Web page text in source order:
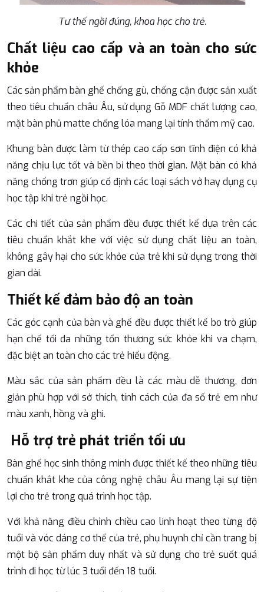
Tư thế ngồi đúng, khoa học cho trẻ.
Chất liệu cao cấp và an toàn cho sức
khỏe
Các sản phẩm bàn ghế chống gù, chống cận được sản xuất
theo tiêu chuẩn châu Âu, sử dụng Gỗ MDF chất lượng cao,
mặt bàn phủ matte chống lóa mang lại tính thẩm mỹ cao.
Khung bàn được làm từ thép cao cấp sơn tĩnh điện có khả
năng chịu lực tốt và bền bỉ theo thời gian. Mặt bàn có khả
năng chống trơn giúp cố định các loại sách vở hay dụng cụ
học tập khi trẻ ngồi học.
Các chi tiết của sản phẩm đều được thiết kế dựa trên các
tiêu chuẩn khắt khe với việc sử dụng chất liệu an toàn,
không gây hại cho sức khỏe của trẻ khi sử dụng trong thời
gian dài.
Thiết kế đảm bảo độ an toàn
Các góc cạnh của bàn và ghế đều được thiết kế bo trò giúp
hạn chế tối đa những tổn thương sức khỏe khi va chạm,
đặc biệt an toàn cho các trẻ hiếu động.
Màu sắc của sản phẩm đều là các màu dễ thương, đơn
giản phù hợp với sở thích, tính cách của đa số trẻ em như
màu xanh, hồng và ghi.
Hỗ trợ trẻ phát triển tối ưu
Bàn ghế học sinh thông minh được thiết kế theo những tiêu
chuẩn khắt khe của công nghệ châu Âu mang lại sự tiện
lợi cho trẻ trong quá trình học tập.
Với khả năng điều chỉnh chiều cao linh hoạt theo từng độ
tuổi và vóc dáng cơ thể của trẻ, phụ huynh chỉ cần trang bị
một bộ sản phẩm duy nhất và sử dụng cho trẻ suốt quá
trình đi học từ lúc 3 tuổi đến 18 tuổi.